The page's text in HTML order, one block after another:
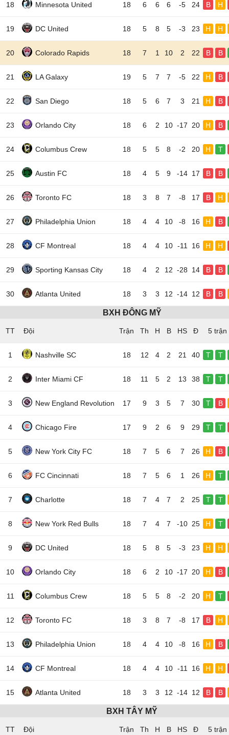
18 Minnesota United 18 6 6 6 -5 24 B H
19 DC United 18 5 8 5 -3 23 H H
20 Colorado Rapids 18 7 1 10 2 22 B B
21 LA Galaxy 19 5 7 7 -5 22 H B
22 San Diego 18 5 6 7 3 21 H B
23 Orlando City 18 6 2 10 -17 20 H B
24 Columbus Crew 18 5 5 8 -2 20 H T
25 Austin FC 18 4 5 9 -14 17 B B
26 Toronto FC 18 3 8 7 -8 17 B H
27 Philadelphia Union 18 4 4 10 -8 16 H B
28 CF Montreal 18 4 4 10 -11 16 H H
29 Sporting Kansas City 18 4 2 12 -28 14 B B
30 Atlanta United 18 3 3 12 -14 12 B B
BXH ĐÔNG MỸ
TT Đội 5 trận
1 Nashville SC 18 12 4 2 21 40 T T
2 Inter Miami CF 18 11 5 2 13 38 T T
3 New England Revolution 17 9 3 5 7 30 T B
4 Chicago Fire 17 9 2 6 9 29 T T
5 New York City FC 18 7 5 6 7 26 H B
6 FC Cincinnati 18 7 5 6 1 26 H T
7 Charlotte 18 7 4 7 2 25 T T
8 New York Red Bulls 18 7 4 7 -10 25 H T
9 DC United 18 5 8 5 -3 23 H H
10 Orlando City 18 6 2 10 -17 20 H B
11 Columbus Crew 18 5 5 8 -2 20 H T
12 Toronto FC 18 3 8 7 -8 17 B H
13 Philadelphia Union 18 4 4 10 -8 16 H B
14 CF Montreal 18 4 4 10 -11 16 H H
15 Atlanta United 18 3 3 12 -14 12 B B
BXH TÂY MỸ
TT Đội 5 trận